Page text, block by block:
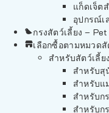
แก็ดเจ็ต
อุปกรณ์เ
กรงสัตว์เลี้ยง –
เลือกซื้อตามหมวดสั
สำหรับสัตว์เลี้ย
สำหรับสุ
สำหรับแ
สำหรับก
สำหรับก